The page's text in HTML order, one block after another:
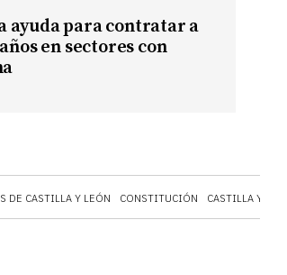
DE CASTILLA Y LEÓN CONSTITUCIÓN CASTILLA Y LEÓN
ayuda para contratar a
en sectores con